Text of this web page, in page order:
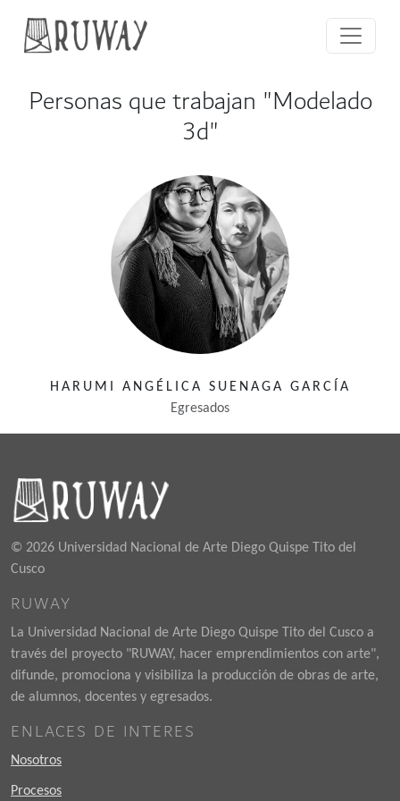
Personas que trabajan "Modelado
3d"
HARUMI ANGÉLICA SUENAGA GARCÍA
Egresados
© 2026 Universidad Nacional de Arte Diego Quispe Tito del
Cusco
RUWAY
La Universidad Nacional de Arte Diego Quispe Tito del Cusco a
través del proyecto "RUWAY, hacer emprendimientos con arte",
difunde, promociona y visibiliza la producción de obras de arte,
de alumnos, docentes y egresados.
ENLACES DE INTERES
Nosotros
Procesos